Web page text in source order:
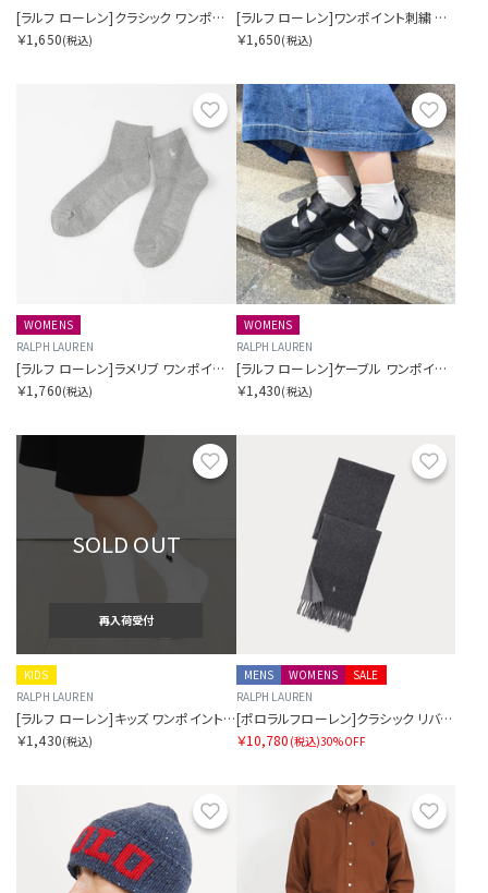
[ラルフ ローレン]クラシック ワンポイント刺繍 ショート ソックス メンズ
￥1,650(税込)
[ラルフ ローレン]ワンポイント刺繍 クルー ソックス メンズ
￥1,650(税込)
お気に入り
WOMENS
RALPH LAUREN
[ラルフ ローレン]ラメリブ ワンポイント刺繍 ショート クルー ソックス レディース
￥1,760(税込)
お気
WOMENS
RALPH LAUREN
[ラルフ ローレン]ケーブル ワンポイント刺繍 ショート クルー ソックス レディース
￥1,430(税込)
お気に入り
SOLD OUT
再入荷受付
KIDS
RALPH LAUREN
[ラルフ ローレン]キッズ ワンポイント刺繍 クルー丈 スクールソックス
￥1,430(税込)
SALE
MENS
WOMENS
RALPH LAUREN
[ポロラルフローレン]クラシック リバーシブルスカーフ
￥10,780 (税込)30%OFF
お気に入り